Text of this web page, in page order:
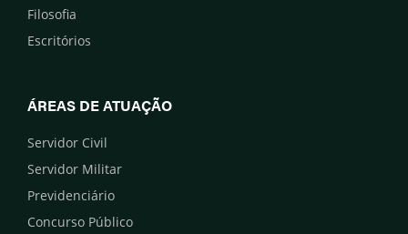
Filosofia
Escritórios
ÁREAS DE ATUAÇÃO
Servidor Civil
Servidor Militar
Previdenciário
Concurso Público